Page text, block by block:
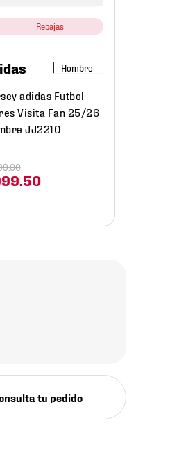
Rebajas
Hombre
adidas Futbol
Visita Fan 25/26
JJ2210
.50
.00
tu pedido